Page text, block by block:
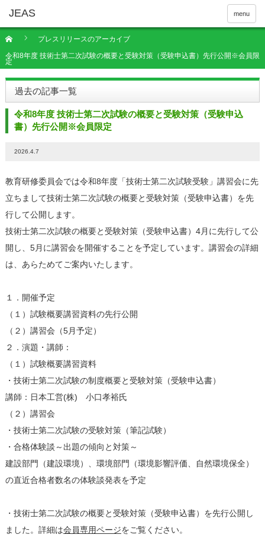
menu
プレスリリースのアーカイブ
令和8年度 技術士第二次試験の概要と受験対策（受験申込書）先行公開※会員限
定
過去の記事一覧
令和8年度 技術士第二次試験の概要と受験対策（受験申込
書）先行公開※会員限定
2026.4.7
教育研修委員会では令和8年度「技術士第二次試験受験」講習会に先
立ちまして技術士第二次試験の概要と受験対策（受験申込書）を先
行して公開します。
技術士第二次試験の概要と受験対策（受験申込書）4月に先行して公
開し、 5月に講習会を開催することを予定しています。講習会の詳細
は、あらためてご案内いたします。
１．開催予定
（１）試験概要講習資料の先行公開
（２）講習会（5月予定）
２．演題・講師：
（１）試験概要講習資料
・技術士第二次試験の制度概要と受験対策（受験申込書）
講師：日本工営(株) 小口孝裕氏
（２）講習会
・技術士第二次試験の受験対策（筆記試験）
・合格体験談～出題の傾向と対策～
建設部門（建設環境）、環境部門（環境影響評価、自然環境保全）
の直近合格者数名の体験談発表を予定
・技術士第二次試験の概要と受験対策（受験申込書）を先行公開し
ました。詳細は会員専用ページをご覧ください。